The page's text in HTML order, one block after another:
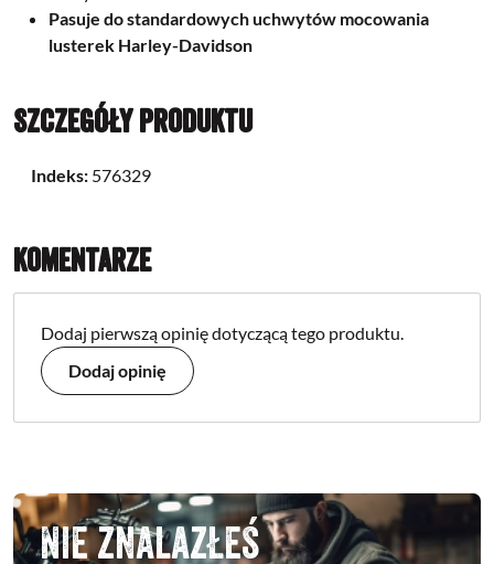
Pasuje do standardowych uchwytów mocowania
lusterek Harley-Davidson
Szczegóły produktu
Indeks: 576329
Komentarze
Dodaj pierwszą opinię dotyczącą tego produktu.
Dodaj opinię
Nie znalazłeś